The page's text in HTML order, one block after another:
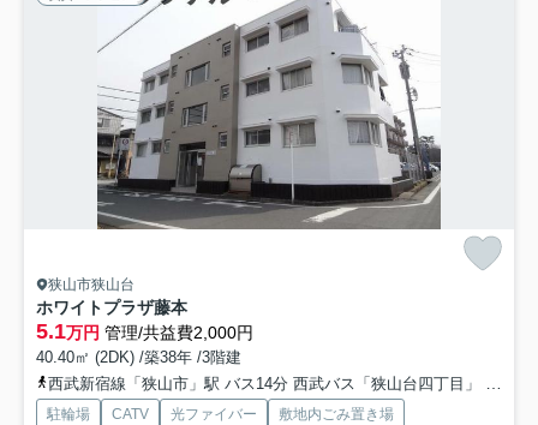
狭山市狭山台
ホワイトプラザ藤本
5.1万円 管理/共益費2,000円
40.40㎡ (2DK) /築38年 /3階建
西武新宿線「狭山市」駅 バス14分 西武バス「狭山台四丁目」 停歩1分
駐輪場 CATV 光ファイバー
敷地内ごみ置き場